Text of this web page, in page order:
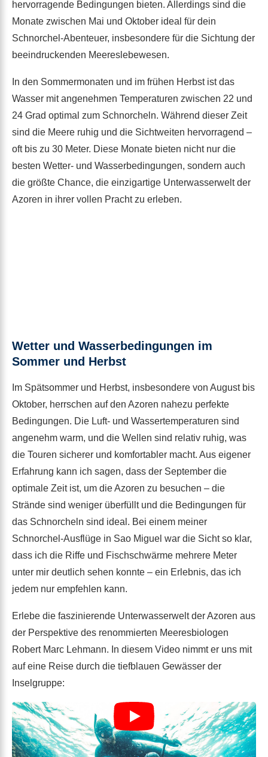
hervorragende Bedingungen bieten. Allerdings sind die
Monate zwischen Mai und Oktober ideal für dein
Schnorchel-Abenteuer, insbesondere für die Sichtung der
beeindruckenden Meereslebewesen.
In den Sommermonaten und im frühen Herbst ist das
Wasser mit angenehmen Temperaturen zwischen 22 und
24 Grad optimal zum Schnorcheln. Während dieser Zeit
sind die Meere ruhig und die Sichtweiten hervorragend –
oft bis zu 30 Meter. Diese Monate bieten nicht nur die
besten Wetter- und Wasserbedingungen, sondern auch
die größte Chance, die einzigartige Unterwasserwelt der
Azoren in ihrer vollen Pracht zu erleben.
Wetter und Wasserbedingungen im
Sommer und Herbst
Im Spätsommer und Herbst, insbesondere von August bis
Oktober, herrschen auf den Azoren nahezu perfekte
Bedingungen. Die Luft- und Wassertemperaturen sind
angenehm warm, und die Wellen sind relativ ruhig, was
die Touren sicherer und komfortabler macht. Aus eigener
Erfahrung kann ich sagen, dass der September die
optimale Zeit ist, um die Azoren zu besuchen – die
Strände sind weniger überfüllt und die Bedingungen für
das Schnorcheln sind ideal. Bei einem meiner
Schnorchel-Ausflüge in Sao Miguel war die Sicht so klar,
dass ich die Riffe und Fischschwärme mehrere Meter
unter mir deutlich sehen konnte – ein Erlebnis, das ich
jedem nur empfehlen kann.
Erlebe die faszinierende Unterwasserwelt der Azoren aus
der Perspektive des renommierten Meeresbiologen
Robert Marc Lehmann. In diesem Video nimmt er uns mit
auf eine Reise durch die tiefblauen Gewässer der
Inselgruppe: